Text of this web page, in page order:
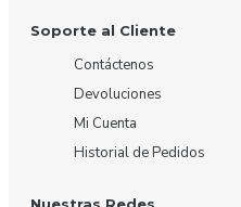
Soporte al Cliente
Contáctenos
Devoluciones
Mi Cuenta
Historial de Pedidos
Nuestras Redes